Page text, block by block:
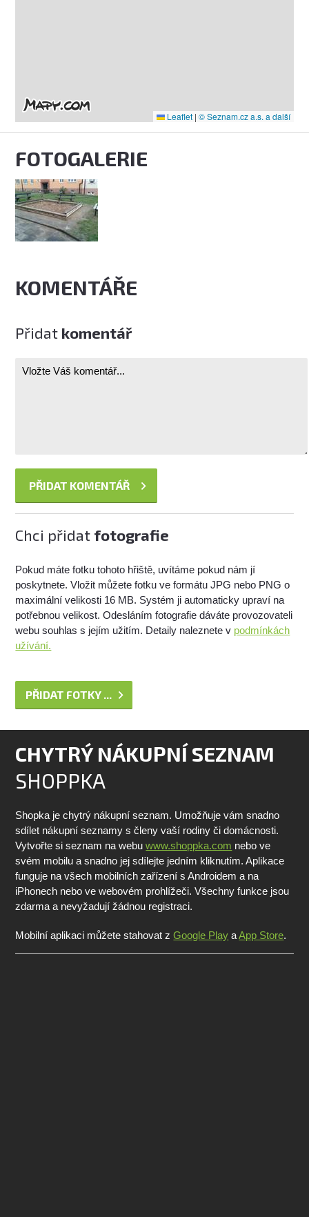
Leaflet | © Seznam.cz a.s. a další
FOTOGALERIE
KOMENTÁŘE
Přidat komentář
Chci přidat fotografie
Pokud máte fotku tohoto hřiště, uvítáme pokud nám jí
poskytnete. Vložit můžete fotku ve formátu JPG nebo PNG o
maximální velikosti 16 MB. Systém ji automaticky upraví na
potřebnou velikost. Odesláním fotografie dáváte provozovateli
webu souhlas s jejím užitím. Detaily naleznete v podmínkách
užívání.
PŘIDAT FOTKY ...
CHYTRÝ NÁKUPNÍ SEZNAM
SHOPPKA
Shopka je chytrý nákupní seznam. Umožňuje vám snadno
sdílet nákupní seznamy s členy vaší rodiny či domácnosti.
Vytvořte si seznam na webuwww.shoppka.com nebo ve
svém mobilu a snadno jej sdílejte jedním kliknutím. Aplikace
funguje na všech mobilních zařízení s Androidem a na
iPhonech nebo ve webovém prohlížeči. Všechny funkce jsou
zdarma a nevyžadují žádnou registraci.
Mobilní aplikaci můžete stahovat zGoogle Play aApp Store.